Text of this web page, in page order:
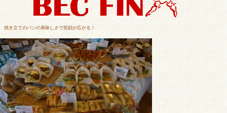
焼き立てのパンの美味しさで笑顔が広がる！